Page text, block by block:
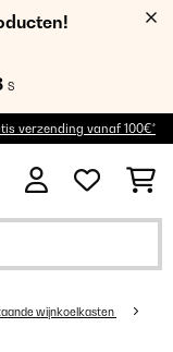
S
verzending vanaf 100€*
wijnkoelkasten